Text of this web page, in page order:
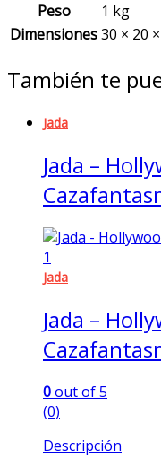
Peso
1 kg
Dimensiones30 × 20
También te
Jada
Jada –
Jada
Jada –
0out of 5
(0)
Descripción